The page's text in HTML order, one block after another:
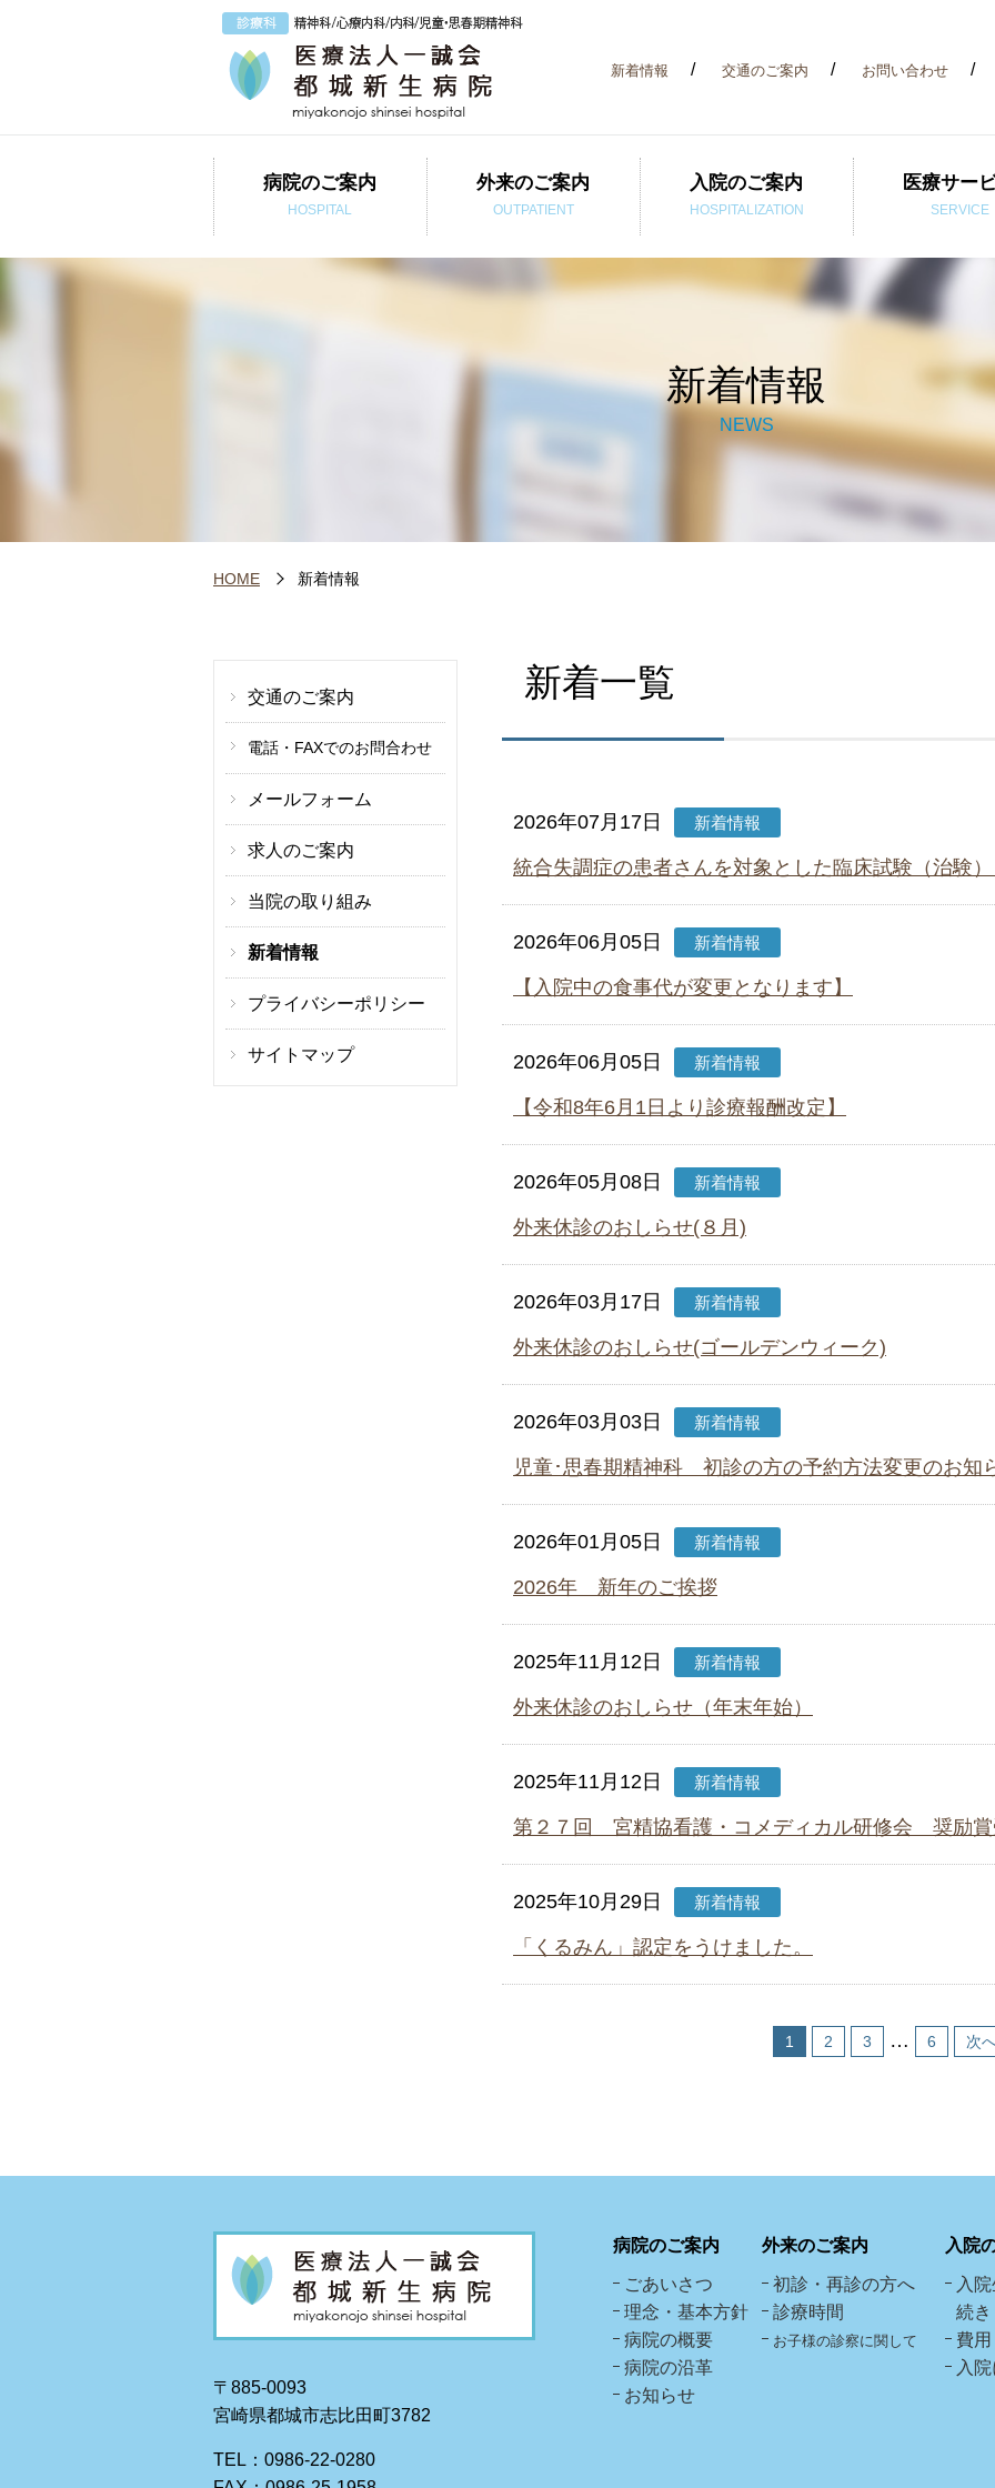
新着情報 交通のご案内 お問い合わせ
病院のご案内
HOSPITAL
外来のご案内
OUTPATIENT
入院のご案内
HOSPITALIZATION
医療サー
SERVICE
新着情報
NEWS
HOME 新着情報
新着一覧
2026年07月17日 新着情報
統合失調症の患者さんを対象とした臨床試験（治験
2026年06月05日 新着情報
【入院中の食事代が変更となります】
2026年06月05日 新着情報
【令和8年6月1日より診療報酬改定】
2026年05月08日 新着情報
外来休診のおしらせ(８月)
2026年03月17日 新着情報
外来休診のおしらせ(ゴールデンウィーク)
2026年03月03日 新着情報
児童･思春期精神科 初診の方の予約方法変更のお知
2026年01月05日 新着情報
2026年 新年のご挨拶
2025年11月12日 新着情報
外来休診のおしらせ（年末年始）
2025年11月12日 新着情報
第２７回 宮精協看護・コメディカル研修会 奨励賞
2025年10月29日 新着情報
「くるみん」認定をうけました。
1 2 3 … 6 次
交通のご案内
電話・FAXでのお問合わせ
メールフォーム
求人のご案内
当院の取り組み
新着情報
プライバシーポリシー
サイトマップ
〒885-0093
宮崎県都城市志比田町3782
TEL：0986-22-0280
病院のご案内
ごあいさつ
理念・基本方針
病院の概要
病院の沿革
お知らせ
外来のご案内
初診・再診の方へ
診療時間
お子様の診察に関して
入院
入
続き
費用
入